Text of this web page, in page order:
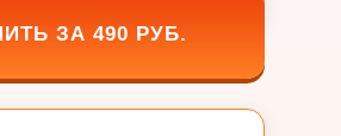
ЗА 490 РУБ.